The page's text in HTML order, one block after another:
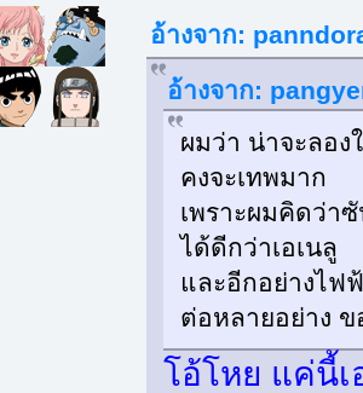
อ้างจาก:
อ้างจาก:
ผมว่า น่าจะลอง
คงจะเทพมาก
เพราะผมคิดว่า
ได้ดีกว่าเอเนลู
และอีกอย่างไฟ
ต่อหลายอย่าง
โอ้โหย แค่นี้